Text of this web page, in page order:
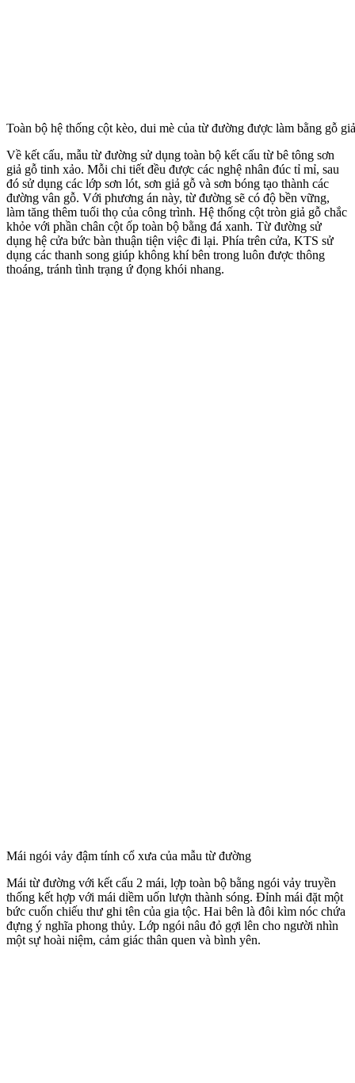
Toàn bộ hệ thống cột kèo, dui mè của từ đường được làm bằng gỗ
Về kết cấu, mẫu từ đường sử dụng toàn bộ kết cấu từ bê tông sơn
giả gỗ tinh xảo. Mỗi chi tiết đều được các nghệ nhân đúc tỉ mỉ, sau
đó sử dụng các lớp sơn lót, sơn giả gỗ và sơn bóng tạo thành các
đường vân gỗ. Với phương án này, từ đường sẽ có độ bền vững,
làm tăng thêm tuổi thọ của công trình. Hệ thống cột tròn giả gỗ chắc
khỏe với phần chân cột ốp toàn bộ bằng đá xanh. Từ đường sử
dụng hệ cửa bức bàn thuận tiện việc đi lại. Phía trên cửa, KTS sử
dụng các thanh song giúp không khí bên trong luôn được thông
thoáng, tránh tình trạng ứ đọng khói nhang.
Mái ngói vảy đậm tính cổ xưa của mẫu từ đường
Mái từ đường với kết cấu 2 mái, lợp toàn bộ bằng ngói vảy truyền
thống kết hợp với mái diềm uốn lượn thành sóng. Đỉnh mái đặt một
bức cuốn chiếu thư ghi tên của gia tộc. Hai bên là đôi kìm nóc chứa
đựng ý nghĩa phong thủy. Lớp ngói nâu đỏ gợi lên cho người nhìn
một sự hoài niệm, cảm giác thân quen và bình yên.